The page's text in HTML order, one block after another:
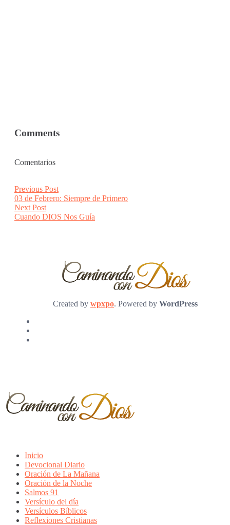
Comments
Comentarios
Post
navigation
Previous PostPrevious
post:
03 de Febrero: Siempre de Primero
Next PostNext
post:
Cuando DIOS Nos Guía
Created by wpxpo. Powered by WordPress
Inicio
Devocional Diario
Oración de La Mañana
Oración de la Noche
Salmos 91
Versículo del día
Versículos Bíblicos
Reflexiones Cristianas